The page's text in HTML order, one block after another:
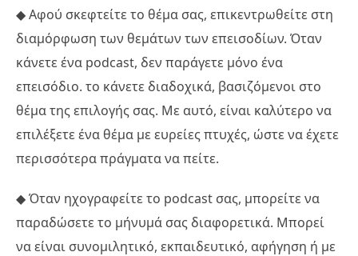
◆ Αφού σκεφτείτε το θέμα σας, επικεντρωθείτε στη
διαμόρφωση των θεμάτων των επεισοδίων. Όταν
κάνετε ένα podcast, δεν παράγετε μόνο ένα
επεισόδιο. το κάνετε διαδοχικά, βασιζόμενοι στο
θέμα της επιλογής σας. Με αυτό, είναι καλύτερο να
επιλέξετε ένα θέμα με ευρείες πτυχές, ώστε να έχετε
περισσότερα πράγματα να πείτε.
◆ Όταν ηχογραφείτε το podcast σας, μπορείτε να
παραδώσετε το μήνυμά σας διαφορετικά. Μπορεί
να είναι συνομιλητικό, εκπαιδευτικό, αφήγηση ή με